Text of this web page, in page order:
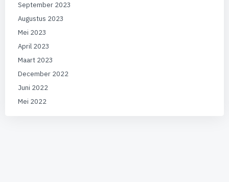
September 2023
Augustus 2023
Mei 2023
April 2023
Maart 2023
December 2022
Juni 2022
Mei 2022